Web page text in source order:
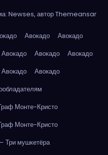
Newses, авторThemeansar
Авокадо
Авокадо
Авокадо Авокадо
Авокадо
Авокадо
Авокадо
Монте-Кристо
Монте-Кристо
Три мушкетёра